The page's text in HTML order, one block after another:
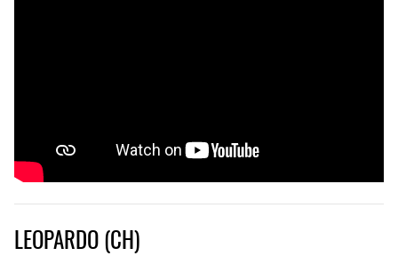
LEOPARDO (CH)